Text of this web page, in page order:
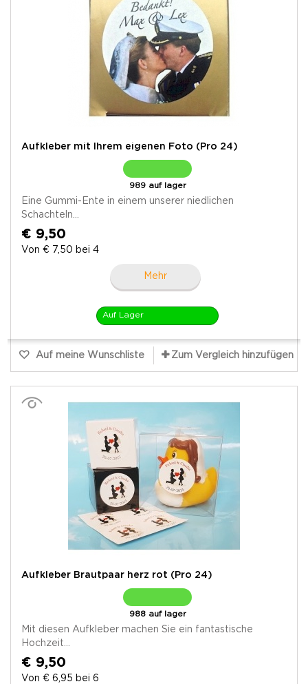
Aufkleber mit Ihrem eigenen Foto (Pro 24)
989 auf lager
Eine Gummi-Ente in einem unserer niedlichen
Schachteln...
€ 9,50
Von € 7,50 bei 4
Mehr
Auf Lager
Auf meine Wunschliste Zum Vergleich hinzufügen
Aufkleber Brautpaar herz rot (Pro 24)
988 auf lager
Mit diesen Aufkleber machen Sie ein fantastische
Hochzeit...
€ 9,50
Von € 6,95 bei 6